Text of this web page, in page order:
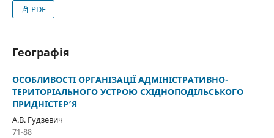
PDF
Географія
ОСОБЛИВОСТІ ОРГАНІЗАЦІЇ АДМІНІСТРАТИВНО-
ТЕРИТОРІАЛЬНОГО УСТРОЮ СХІДНОПОДІЛЬСЬКОГО
ПРИДНІСТЕР’Я
А.В. Гудзевич
71-88